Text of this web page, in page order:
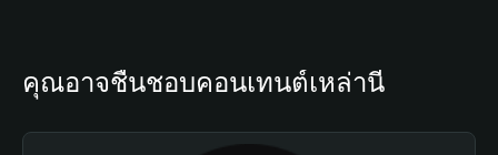
คุณอาจชื่นชอบคอนเทนต์เหล่านี้